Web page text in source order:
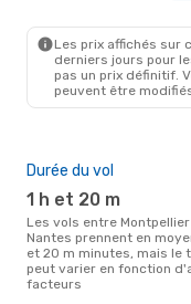
Les prix affichés sur
derniers jours pour
pas un prix définitif.
peuvent être
Durée du vol
1 h et 20 m
Les vols entre Montpellier et
Nantes prennent en
et 20 m minutes, mais le
peut varier en fonction
facteurs